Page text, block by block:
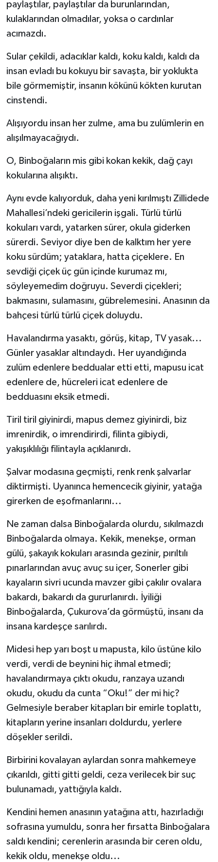
paylaştılar, paylaştılar da burunlarından,
kulaklarından olmadılar, yoksa o cardınlar
acımazdı.
Sular çekildi, adacıklar kaldı, koku kaldı, kaldı da
insan evladı bu kokuyu bir savaşta, bir yoklukta
bile görmemiştir, insanın kökünü kökten kurutan
cinstendi.
Alışıyordu insan her zulme, ama bu zulümlerin en
alışılmayacağıydı.
O, Binboğaların mis gibi kokan kekik, dağ çayı
kokularına alışıktı.
Aynı evde kalıyorduk, daha yeni kırılmıştı Zillidede
Mahallesi’ndeki gericilerin işgali. Türlü türlü
kokuları vardı, yatarken sürer, okula giderken
sürerdi. Seviyor diye ben de kalktım her yere
koku sürdüm; yataklara, hatta çiçeklere. En
sevdiği çiçek üç gün içinde kurumaz mı,
söyleyemedim doğruyu. Severdi çiçekleri;
bakmasını, sulamasını, gübrelemesini. Anasının da
bahçesi türlü türlü çiçek doluydu.
Havalandırma yasaktı, görüş, kitap, TV yasak...
Günler yasaklar altındaydı. Her uyandığında
zulüm edenlere beddualar etti etti, mapusu icat
edenlere de, hücreleri icat edenlere de
bedduasını eksik etmedi.
Tiril tiril giyinirdi, mapus demez giyinirdi, biz
imrenirdik, o imrendirirdi, filinta gibiydi,
yakışıklılığı filintayla açıklanırdı.
Şalvar modasına geçmişti, renk renk şalvarlar
diktirmişti. Uyanınca hemencecik giyinir, yatağa
girerken de eşofmanlarını...
Ne zaman dalsa Binboğalarda olurdu, sıkılmazdı
Binboğalarda olmaya. Kekik, menekşe, orman
gülü, şakayık kokuları arasında gezinir, pırıltılı
pınarlarından avuç avuç su içer, Sonerler gibi
kayaların sivri ucunda mavzer gibi çakılır ovalara
bakardı, bakardı da gururlanırdı. İyiliği
Binboğalarda, Çukurova’da görmüştü, insanı da
insana kardeşçe sarılırdı.
Midesi hep yarı boşt u mapusta, kilo üstüne kilo
verdi, verdi de beynini hiç ihmal etmedi;
havalandırmaya çıktı okudu, ranzaya uzandı
okudu, okudu da cunta “Oku!” der mi hiç?
Gelmesiyle beraber kitapları bir emirle toplattı,
kitapların yerine insanları doldurdu, yerlere
döşekler serildi.
Birbirini kovalayan aylardan sonra mahkemeye
çıkarıldı, gitti gitti geldi, ceza verilecek bir suç
bulunamadı, yattığıyla kaldı.
Kendini hemen anasının yatağına attı, hazırladığı
sofrasına yumuldu, sonra her fırsatta Binboğalara
saldı kendini; cerenlerin arasında bir ceren oldu,
kekik oldu, menekşe oldu...